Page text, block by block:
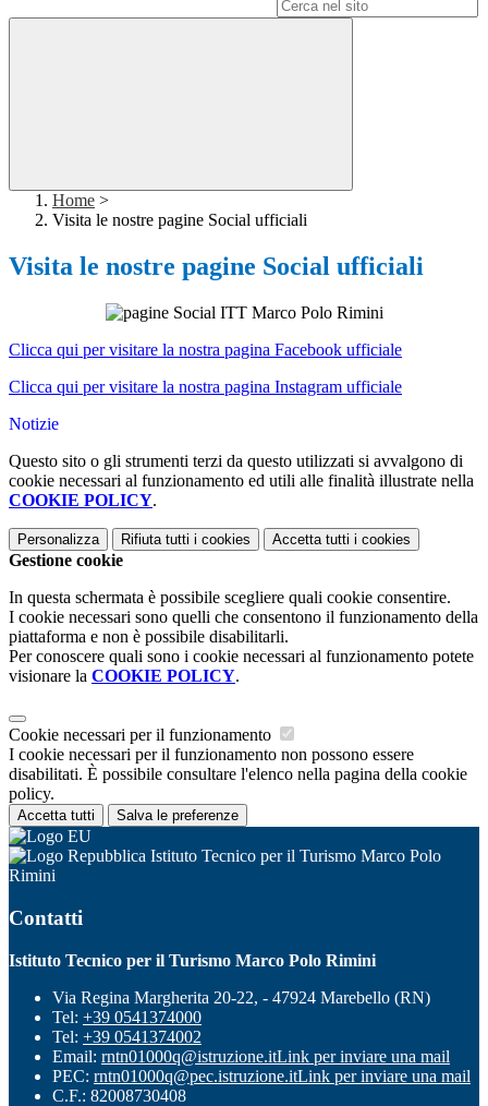
Home >
Visita le nostre pagine Social ufficiali
Visita le nostre pagine Social ufficiali
Clicca qui per visitare la nostra pagina Facebook ufficiale
Clicca qui per visitare la nostra pagina Instagram ufficiale
Notizie
Questo sito o gli strumenti terzi da questo utilizzati si avvalgono di
cookie necessari al funzionamento ed utili alle finalità illustrate nella
COOKIE POLICY.
Personalizza Rifiuta tutti i cookies Accetta tutti i cookies
Gestione cookie
In questa schermata è possibile scegliere quali cookie consentire.
I cookie necessari sono quelli che consentono il funzionamento della
piattaforma e non è possibile disabilitarli.
Per conoscere quali sono i cookie necessari al funzionamento potete
visionare la COOKIE POLICY.
Cookie necessari per il funzionamento
I cookie necessari per il funzionamento non possono essere
disabilitati. È possibile consultare l'elenco nella pagina della cookie
policy.
Accetta tutti Salva le preferenze
Istituto Tecnico per il Turismo Marco Polo
Rimini
Contatti
Istituto Tecnico per il Turismo Marco Polo Rimini
Via Regina Margherita 20-22, - 47924 Marebello (RN)
Tel: +39 0541374000
Tel: +39 0541374002
Email: rntn01000q@istruzione.itLink per inviare una mail
PEC: rntn01000q@pec.istruzione.itLink per inviare una mail
C.F.: 82008730408